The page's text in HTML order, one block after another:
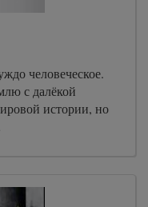
человеческое.
с далёкой
истории, но